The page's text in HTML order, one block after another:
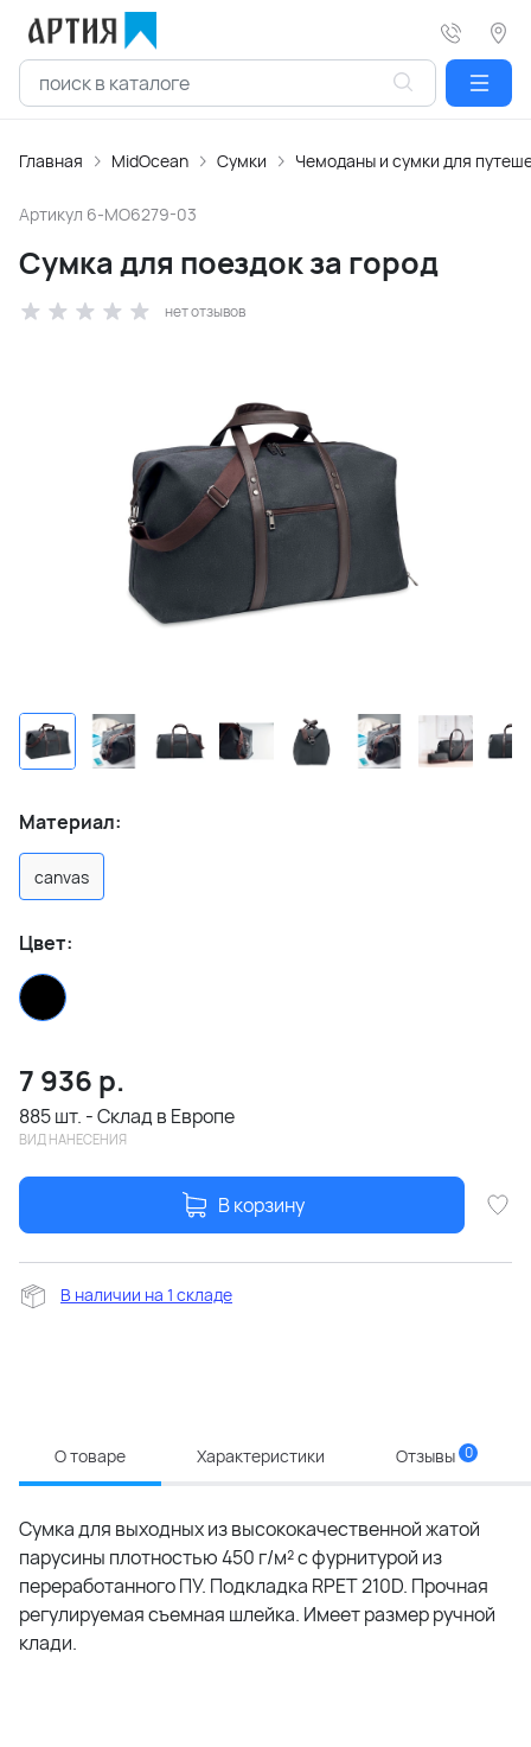
Главная MidOcean Сумки Чемоданы и сумки для
Артикул 6-MO6279-03
Сумка для поездок за город
нет отзывов
Материал:
canvas
Цвет:
7 936 р.
885 шт. - Склад в Европе
ВИД НАНЕСЕНИЯ
В корзину
В наличии на 1 складе
О товаре Характеристики Отзывы 0
Сумка для выходных из высококачественной жатой
парусины плотностью 450 г/м² с фурнитурой из
переработанного ПУ. Подкладка RPET 210D. Прочная
регулируемая съемная шлейка. Имеет размер ручной
клади.